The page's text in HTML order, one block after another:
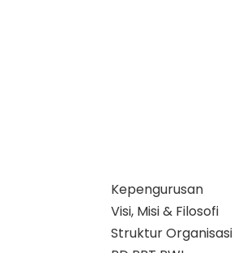
Kepengurusan
Visi, Misi & Filosofi
Struktur Organisasi